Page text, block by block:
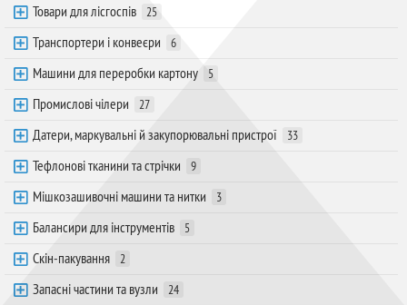
Товари для лісгоспів 25
Транспортери і конвеєри 6
Машини для переробки картону 5
Промислові чілери 27
Датери, маркувальні й закупорювальні пристрої 33
Тефлонові тканини та стрічки 9
Мішкозашивочні машини та нитки 3
Балансири для інструментів 5
Скін-пакування 2
Запасні частини та вузли 24